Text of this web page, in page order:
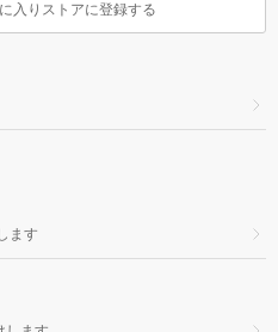
入りストアに登録する
ます